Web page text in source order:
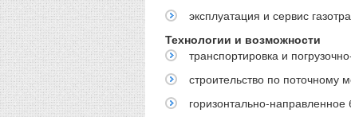
эксплуатация и сервис
Технологии и возможности
транспортировка и
строительство по поточному
горизонтально-